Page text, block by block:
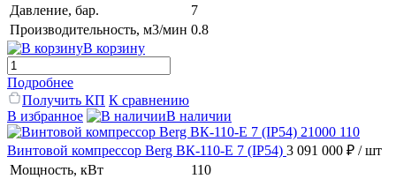
Давление, бар.
7
Производительность, м3/мин 0.8
В корзину
Подробнее
Получить КП К сравнению
В избранное
В наличии
Винтовой компрессор Berg ВК-110-E 7 (IP54) 3 091 000 ₽ / шт
Мощность, кВт
110